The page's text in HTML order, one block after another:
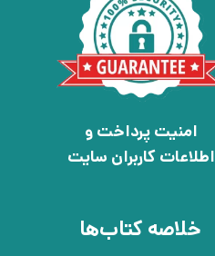
امنیت پرداخت و
اطلاعات کاربران سایت
خلاصه کتاب‌ها